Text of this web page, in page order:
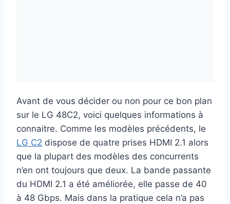
Avant de vous décider ou non pour ce bon plan
sur le LG 48C2, voici quelques informations à
connaitre. Comme les modèles précédents, le
LG C2 dispose de quatre prises HDMI 2.1 alors
que la plupart des modèles des concurrents
n’en ont toujours que deux. La bande passante
du HDMI 2.1 a été améliorée, elle passe de 40
à 48 Gbps. Mais dans la pratique cela n’a pas